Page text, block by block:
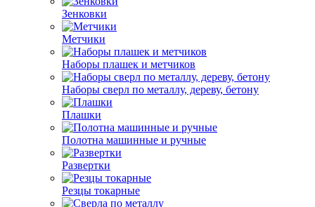
Зенковки
Метчики
Наборы плашек и метчиков
Наборы сверл по металлу, дереву, бетону
Плашки
Полотна машинные и ручные
Развертки
Резцы токарные